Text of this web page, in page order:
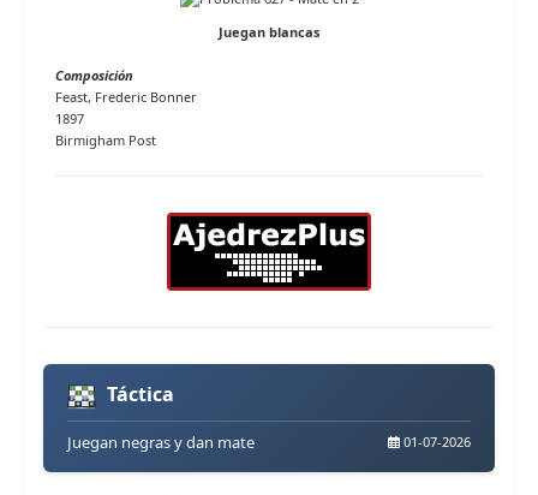
Juegan blancas
Composición
Feast, Frederic Bonner
1897
Birmigham Post
Táctica
Juegan negras y dan mate 01-07-2026